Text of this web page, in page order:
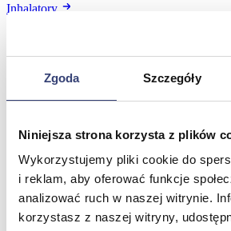
Zgoda Szczegóły
Niniejsza strona korzysta z plików
Wykorzystujemy pliki cookie do
i reklam, aby oferować funkcje
analizować ruch w naszej witrynie.
korzystasz z naszej witryny,
Inhalatory
Stetoskopy
Termometry
Zobacz wszystko
Meble medyczne
Wróć
Kozetki
Taborety i krzesła